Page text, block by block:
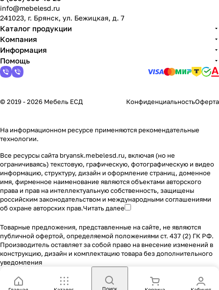
info@mebelesd.ru
241023, г. Брянск, ул. Бежицкая, д. 7
Каталог продукции
Компания
Информация
Помощь
© 2019 - 2026 Мебель ЕСД КонфиденциальностьОферта
На информационном ресурсе применяются рекомендательные
технологии.
Все ресурсы сайта bryansk.mebelesd.ru, включая (но не
ограничиваясь) текстовую, графическую, фотографическую и видео
информацию, структуру, дизайн и оформление страниц, доменное
имя, фирменное наименование являются объектами авторского
права и прав на интеллектуальную собственность, защищены
российским законодательством и международными соглашениями
об охране авторских прав.Читать далее
Товарные предложения, представленные на сайте, не являются
публичной офертой, определяемой положениями ст. 437 (2) ГК РФ.
Производитель оставляет за собой право на внесение изменений в
конструкцию, дизайн и комплектацию товара без дополнительного
уведомления
Поиск